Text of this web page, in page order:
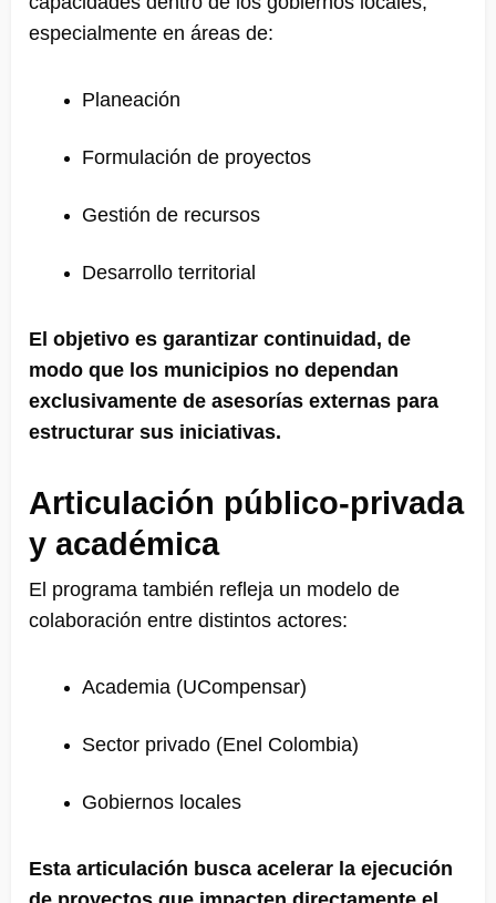
especialmente en áreas de:
Planeación
Formulación de proyectos
Gestión de recursos
Desarrollo territorial
El objetivo es garantizar continuidad, de
modo que los municipios no dependan
exclusivamente de asesorías externas para
estructurar sus iniciativas.
Articulación público-privada
y académica
El programa también refleja un modelo de
colaboración entre distintos actores:
Academia (UCompensar)
Sector privado (Enel Colombia)
Gobiernos locales
Esta articulación busca acelerar la ejecución